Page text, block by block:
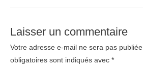
Laisser un commentaire
Votre adresse e-mail ne sera pas publiée.
obligatoires sont indiqués avec *